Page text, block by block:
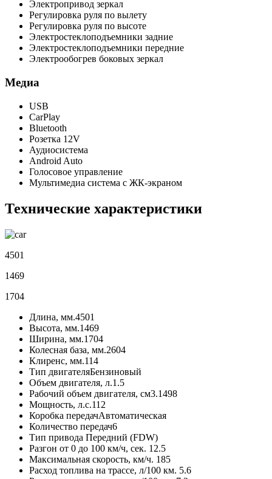
Электропривод зеркал
Регулировка руля по вылету
Регулировка руля по высоте
Электростеклоподъемники задние
Электростеклоподъемники передние
Электрообогрев боковых зеркал
Медиа
USB
CarPlay
Bluetooth
Розетка 12V
Аудиосистема
Android Auto
Голосовое управление
Мультимедиа система с ЖК-экраном
Технические характеристики
4501
1469
1704
Длина, мм.4501
Высота, мм.1469
Ширина, мм.1704
Колесная база, мм.2604
Клиренс, мм.114
Тип двигателяБензиновый
Объем двигателя, л.1.5
Рабочий объем двигателя, см3.1498
Мощность, л.с.112
Коробка передачАвтоматическая
Количество передач6
Тип привода Передний (FDW)
Разгон от 0 до 100 км/ч, сек. 12.5
Максимальная скорость, км/ч. 185
Расход топлива на трассе, л/100 км. 5.6